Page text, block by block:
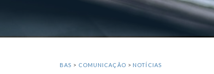
BAS > COMUNICAÇÃO > NOTÍCIAS